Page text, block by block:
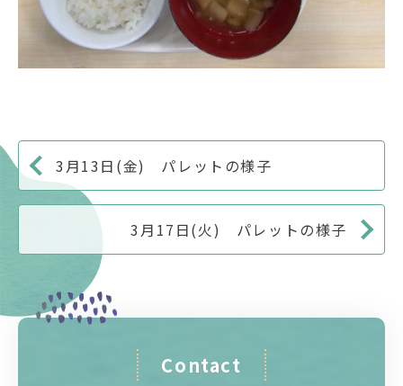
3月13日(金) パレットの様子
3月17日(火) パレットの様子
Contact